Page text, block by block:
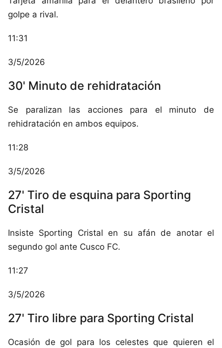
golpe a rival.
11:31
3/5/2026
30' Minuto de rehidratación
Se paralizan las acciones para el minuto de
rehidratación en ambos equipos.
11:28
3/5/2026
27' Tiro de esquina para Sporting
Cristal
Insiste Sporting Cristal en su afán de anotar el
segundo gol ante Cusco FC.
11:27
3/5/2026
27' Tiro libre para Sporting Cristal
Ocasión de gol para los celestes que quieren el